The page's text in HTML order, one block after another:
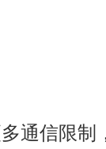
通信限制